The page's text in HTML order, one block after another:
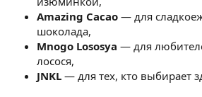
Amazing Cacao — для
шоколада,
Mnogo Lososya — для
лосося,
JNKL — для тех, кто выбирает